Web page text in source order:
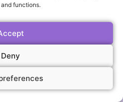
functions.
Deny
otázky
Galerie
Události
RESERVED.